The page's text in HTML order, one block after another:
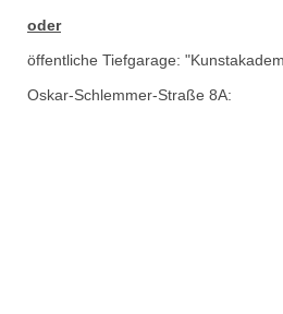
oder
öffentliche Tiefgarage:
Oskar-Schlemmer-Straße 8A: